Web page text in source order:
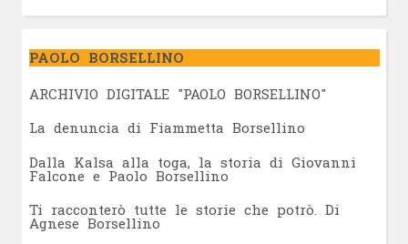
PAOLO BORSELLINO
ARCHIVIO DIGITALE "PAOLO BORSELLINO"
La denuncia di Fiammetta Borsellino
Dalla Kalsa alla toga, la storia di Giovanni
Falcone e Paolo Borsellino
Ti racconterò tutte le storie che potrò. Di
Agnese Borsellino